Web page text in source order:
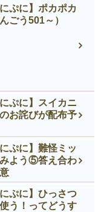
ぷに】ポカポカ
ごう501～）
ぷに】スイカニ
お詫びが配布予
ぷに】難怪ミッ
よう⑤答え合わ
ぷに】ひっさつ
う！ってどうす